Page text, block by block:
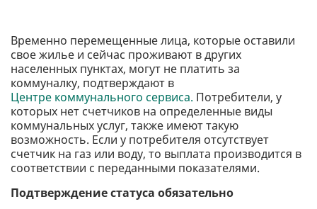
Временно перемещенные лица, которые оставили
свое жилье и сейчас проживают в других
населенных пунктах, могут не платить за
коммуналку, подтверждают в
Центре коммунального сервиса. Потребители, у
которых нет счетчиков на определенные виды
коммунальных услуг, также имеют такую
возможность. Если у потребителя отсутствует
счетчик на газ или воду, то выплата производится в
соответствии с переданными показателями.
Подтверждение статуса обязательно